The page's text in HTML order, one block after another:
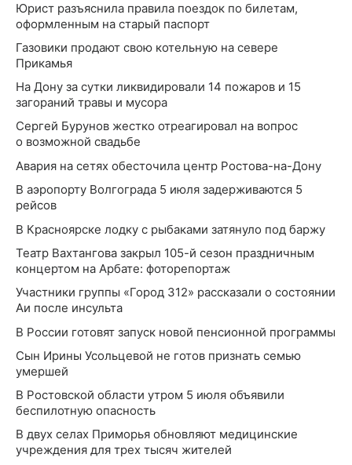
Юрист разъяснила правила поездок по билетам,
оформленным на старый паспорт
Газовики продают свою котельную на севере
Прикамья
На Дону за сутки ликвидировали 14 пожаров и 15
загораний травы и мусора
Сергей Бурунов жестко отреагировал на вопрос
о возможной свадьбе
Авария на сетях обесточила центр Ростова-на-Дону
В аэропорту Волгограда 5 июля задерживаются 5
рейсов
В Красноярске лодку с рыбаками затянуло под баржу
Театр Вахтангова закрыл 105-й сезон праздничным
концертом на Арбате: фоторепортаж
Участники группы «Город 312» рассказали о состоянии
Аи после инсульта
В России готовят запуск новой пенсионной программы
Сын Ирины Усольцевой не готов признать семью
умершей
В Ростовской области утром 5 июля объявили
беспилотную опасность
В двух селах Приморья обновляют медицинские
учреждения для трех тысяч жителей